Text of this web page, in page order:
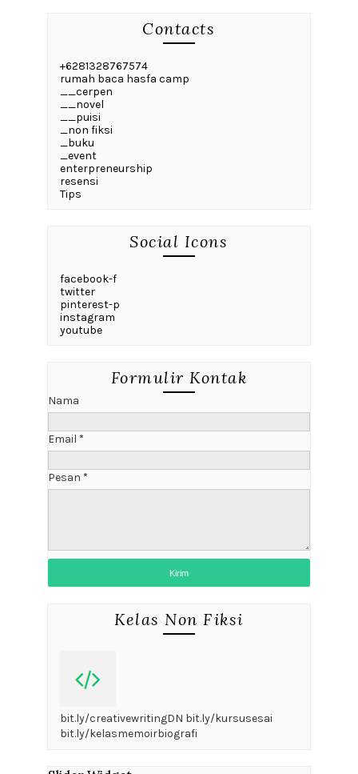
Contacts
+6281328767574
rumah baca hasfa camp
__cerpen
__novel
__puisi
_non fiksi
_buku
_event
enterpreneurship
resensi
Tips
Social Icons
facebook-f
twitter
pinterest-p
instagram
youtube
Formulir Kontak
Nama
Email *
Pesan *
Kelas Non Fiksi
bit.ly/creativewritingDN bit.ly/kursusesai
bit.ly/kelasmemoirbiografi